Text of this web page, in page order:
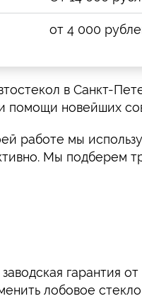
от 4 000
в Санкт-
помощи новейших
работе мы
Мы подберем
гарантия
лобовое